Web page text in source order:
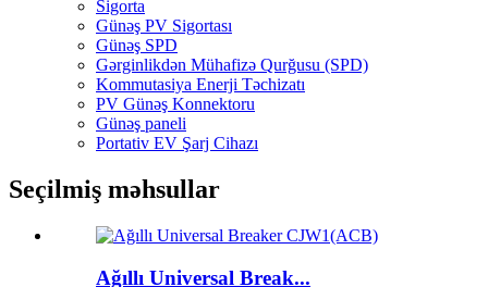
Sigorta
Günəş PV Sigortası
Günəş SPD
Gərginlikdən Mühafizə Qurğusu (SPD)
Kommutasiya Enerji Təchizatı
PV Günəş Konnektoru
Günəş paneli
Portativ EV Şarj Cihazı
Seçilmiş məhsullar
Ağıllı Universal Break...